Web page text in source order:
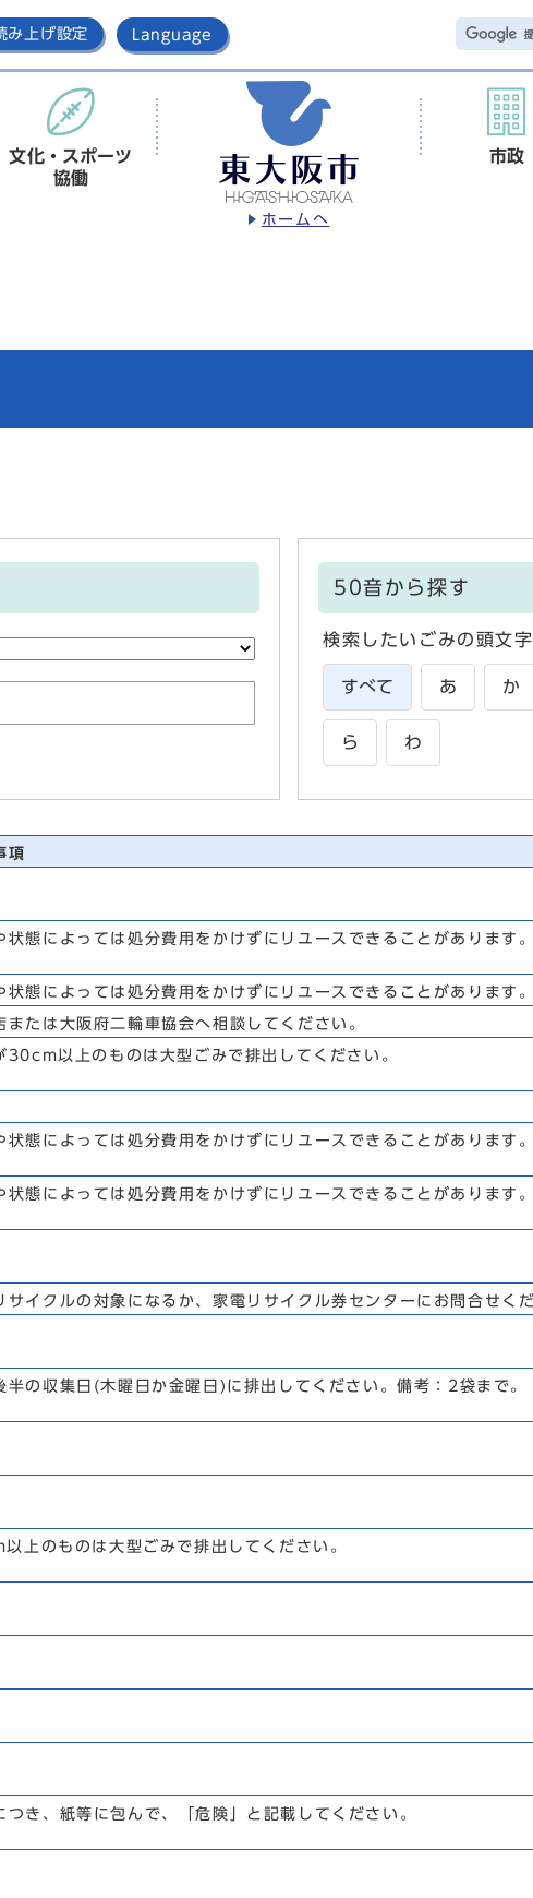
み上げ設定 Language
ホームへ
文化・スポーツ
協働
市政
50音から探す
検索したいごみの頭文
すべて あ か
ら わ
項
状態によっては処分費用をかけずにリユースできることがあります
状態によっては処分費用をかけずにリユースできることがあります
または大阪府二輪車協会へ相談してください。
30cm以上のものは大型ごみで排出してください。
状態によっては処分費用をかけずにリユースできることがあります
状態によっては処分費用をかけずにリユースできることがあります
サイクルの対象になるか、家電リサイクル券センターにお問合せく
半の収集日(木曜日か金曜日)に排出してください。備考：2袋まで。
上のものは大型ごみで排出してください。
つき、紙等に包んで、「危険」と記載してください。